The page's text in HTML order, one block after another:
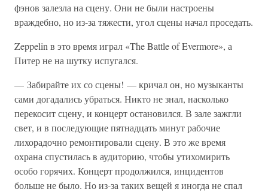
фэнов залезла на сцену. Они не были настроены
враждебно, но из-за тяжести, угол сцены начал проседать.
Zeppelin в это время играл «The Battle of Evermore», а
Питер не на шутку испугался.
— Забирайте их со сцены! — кричал он, но музыканты
сами догадались убраться. Никто не знал, насколько
перекосит сцену, и концерт остановился. В зале зажгли
свет, и в последующие пятнадцать минут рабочие
лихорадочно ремонтировали сцену. В это же время
охрана спустилась в аудиторию, чтобы утихомирить
особо горячих. Концерт продолжился, инцидентов
больше не было. Но из-за таких вещей я иногда не спал